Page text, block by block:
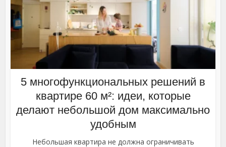
5 многофункциональных решений в
квартире 60 м²: идеи, которые
делают небольшой дом максимально
удобным
Небольшая квартира не должна ограничивать